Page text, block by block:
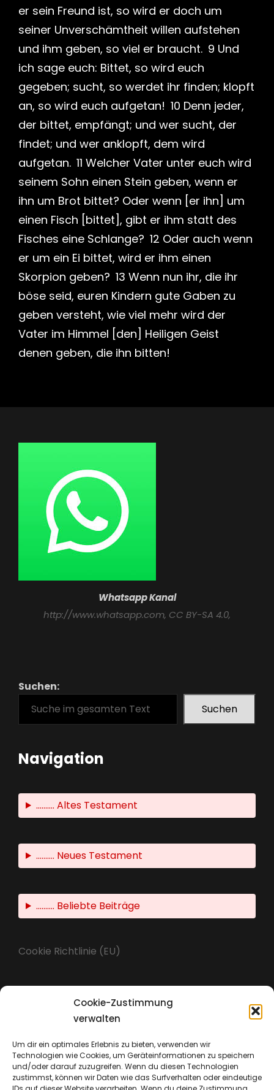
Cookie-Zustimmung
verwalten
Um dir ein optimales Erlebnis zu bieten, verwenden wir
Technologien wie Cookies, um Geräteinformationen zu speichern
und/oder darauf zuzugreifen. Wenn du diesen Technologien
zustimmst, können wir Daten wie das Surfverhalten oder eindeutige
er sein Freund ist, so wird er doch um
seiner Unverschämtheit willen aufstehen
und ihm geben, so viel er braucht. 9 Und
ich sage euch: Bittet, so wird euch
gegeben; sucht, so werdet ihr finden; klopft
an, so wird euch aufgetan! 10 Denn jeder,
der bittet, empfängt; und wer sucht, der
findet; und wer anklopft, dem wird
aufgetan. 11 Welcher Vater unter euch wird
seinem Sohn einen Stein geben, wenn er
ihn um Brot bittet? Oder wenn [er ihn] um
einen Fisch [bittet], gibt er ihm statt des
Fisches eine Schlange? 12 Oder auch wenn
er um ein Ei bittet, wird er ihm einen
Skorpion geben? 13 Wenn nun ihr, die ihr
böse seid, euren Kindern gute Gaben zu
geben versteht, wie viel mehr wird der
Vater im Himmel [den] Heiligen Geist
denen geben, die ihn bitten!
Whatsapp Kanal
http://www.whatsapp.com, CC BY-SA 4.0,
Suchen:
Suchen
Navigation
.......... Altes Testament
.......... Neues Testament
.......... Beliebte Beiträge
Cookie Richtlinie (EU)
Datenschutz